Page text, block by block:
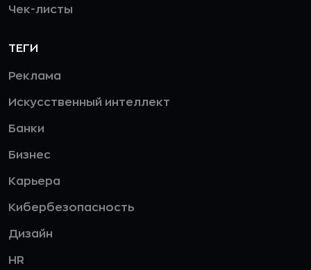
Чек-листы
ТЕГИ
Реклама
Искусственный интеллект
Банки
Бизнес
Карьера
Кибербезопасность
Дизайн
HR